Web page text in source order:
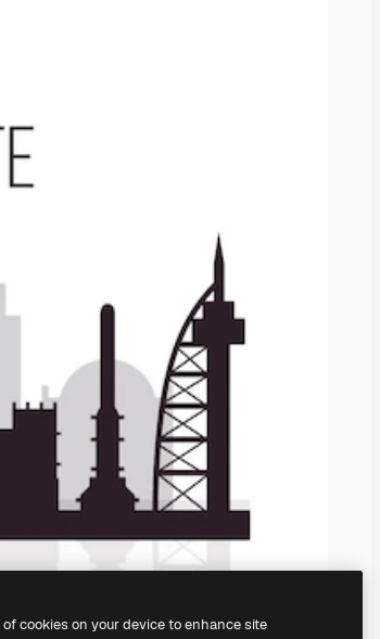
cookies on your device to enhance site